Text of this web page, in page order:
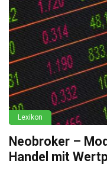
Lexikon
Neobroker –
Handel mit